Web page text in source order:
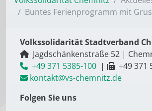
Buntes Ferienprogramm mit
Volkssolidarität Stadtverband
Jagdschänkenstraße 52 |
+49 371 5385-100 |
+49 371
kontakt@vs-chemnitz.de
Folgen Sie uns